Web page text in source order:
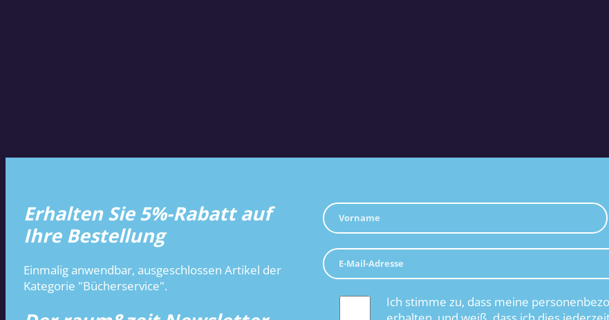
Erhalten Sie 5%-Rabatt auf
Ihre Bestellung
Einmalig anwendbar, ausgeschlossen Artikel der
Kategorie "Bücherservice".
Ich stimme zu, dass meine